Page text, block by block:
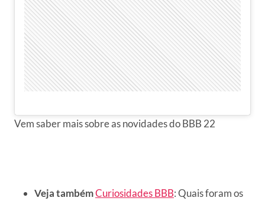
Vem saber mais sobre as novidades do BBB 22
Veja tambémCuriosidades BBB: Quais foram os